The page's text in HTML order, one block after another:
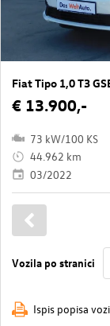
Fiat Tipo 1,0 T3
€ 13.900,-
73 kW/100 KS
44.962 km
03/2022
Vozila po stranici
Ispis popisa